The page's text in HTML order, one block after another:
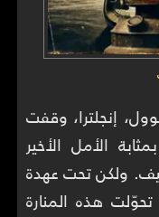
إنجلترا، وقفت
الأمل الأخير
ولكن تحت عهدة
هذه المنارة